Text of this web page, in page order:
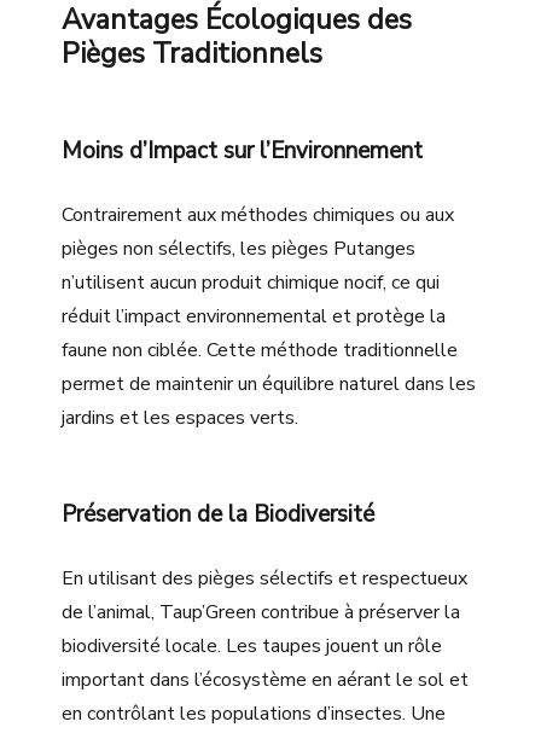
Avantages Écologiques des
Pièges Traditionnels
Moins d’Impact sur l’Environnement
Contrairement aux méthodes chimiques ou aux
pièges non sélectifs, les pièges Putanges
n’utilisent aucun produit chimique nocif, ce qui
réduit l’impact environnemental et protège la
faune non ciblée. Cette méthode traditionnelle
permet de maintenir un équilibre naturel dans les
jardins et les espaces verts.
Préservation de la Biodiversité
En utilisant des pièges sélectifs et respectueux
de l’animal, Taup’Green contribue à préserver la
biodiversité locale. Les taupes jouent un rôle
important dans l’écosystème en aérant le sol et
en contrôlant les populations d’insectes. Une